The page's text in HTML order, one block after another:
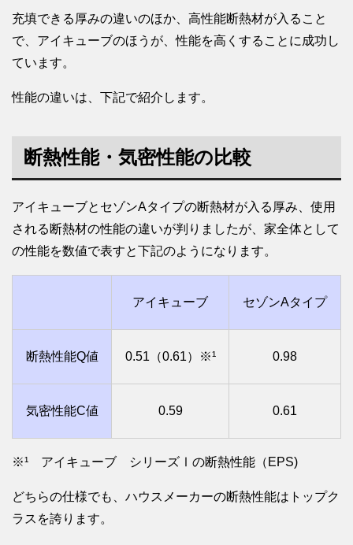
充填できる厚みの違いのほか、高性能断熱材が入ること
で、アイキューブのほうが、性能を高くすることに成功し
ています。
性能の違いは、下記で紹介します。
断熱性能・気密性能の比較
アイキューブとセゾンAタイプの断熱材が入る厚み、使用
される断熱材の性能の違いが判りましたが、家全体として
の性能を数値で表すと下記のようになります。
アイキューブ セゾンAタイプ
断熱性能Q値 0.51（0.61）※¹ 0.98
気密性能C値 0.59 0.61
※¹ アイキューブ シリーズⅠの断熱性能（EPS)
どちらの仕様でも、ハウスメーカーの断熱性能はトップク
ラスを誇ります。